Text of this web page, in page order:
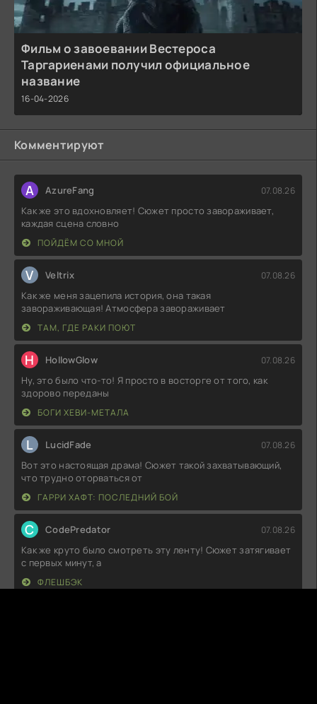
Фильм о завоевании Вестероса
Таргариенами получил официальное
название
16-04-2026
Комментируют
A AzureFang 07.08.26
Как же это вдохновляет! Сюжет просто завораживает,
каждая сцена словно
ПОЙДЁМ СО МНОЙ
V Veltrix 07.08.26
Как же меня зацепила история, она такая
завораживающая! Атмосфера завораживает
ТАМ, ГДЕ РАКИ ПОЮТ
H HollowGlow 07.08.26
Ну, это было что-то! Я просто в восторге от того, как
здорово переданы
БОГИ ХЕВИ-МЕТАЛА
L LucidFade 07.08.26
Вот это настоящая драма! Сюжет такой захватывающий,
что трудно оторваться от
ГАРРИ ХАФТ: ПОСЛЕДНИЙ БОЙ
C CodePredator 07.08.26
Как же круто было смотреть эту ленту! Сюжет затягивает
с первых минут, а
ФЛЕШБЭК